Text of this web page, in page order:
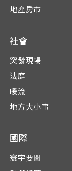
地產房市
社會
突發現場
法庭
暖流
地方大小事
國際
寰宇要聞